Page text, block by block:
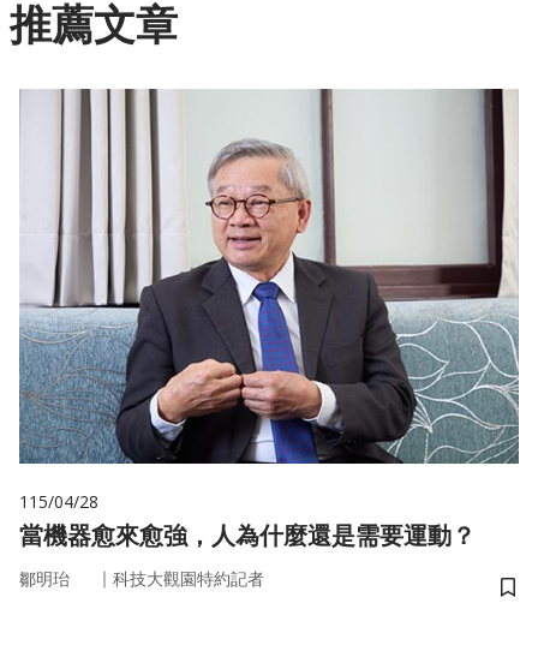
推薦文章
115/04/28
當機器愈來愈強，人為什麼還是需要運動？
鄒明珆 ｜ 科技大觀園特約記者
儲